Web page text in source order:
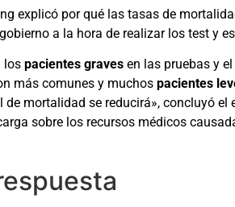
explicó por qué las tasas de
a la hora de realizar los test y
los pacientes graves en las pruebas y
más comunes y muchos pacientes
de mortalidad se reducirá», concluyó
sobre los recursos médicos